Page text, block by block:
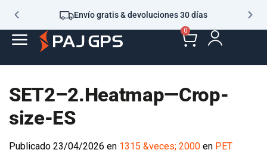
Envío gratis & devoluciones 30 días
0
SET2–2.Heatmap—Crop-
size-ES
Publicado23/04/2026en 1315 &veces; 2000 enPET Finder 4G